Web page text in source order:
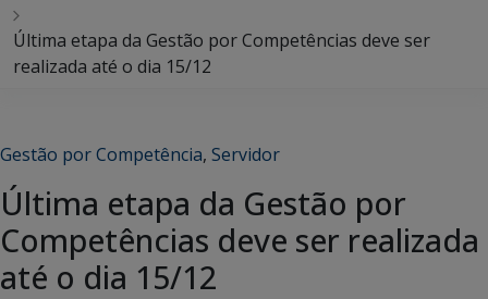
Última etapa da Gestão por Competências deve ser
realizada até o dia 15/12
Gestão por Competência, Servidor
Última etapa da Gestão por
Competências deve ser realizada
até o dia 15/12